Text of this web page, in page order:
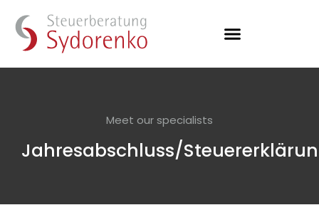
Meet our specialists
Jahresabschluss/